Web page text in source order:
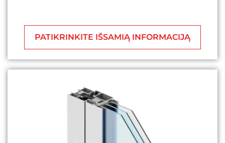
PATIKRINKITE IŠSAMIĄ INFORMACIJĄ